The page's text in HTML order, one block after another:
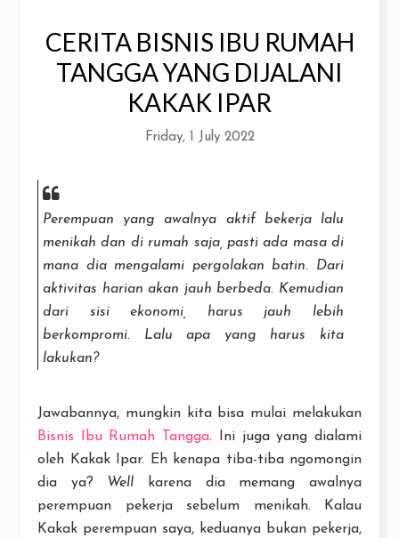
CERITA BISNIS IBU RUMAH
TANGGA YANG DIJALANI
KAKAK IPAR
Friday, 1 July 2022
Perempuan yang awalnya aktif bekerja lalu
menikah dan di rumah saja, pasti ada masa di
mana dia mengalami pergolakan batin. Dari
aktivitas harian akan jauh berbeda. Kemudian
dari sisi ekonomi, harus jauh lebih
berkompromi. Lalu apa yang harus kita
lakukan?
Jawabannya, mungkin kita bisa mulai melakukan
Bisnis Ibu Rumah Tangga. Ini juga yang dialami
oleh Kakak Ipar. Eh kenapa tiba-tiba ngomongin
dia ya?
Well karena dia memang awalnya
perempuan pekerja sebelum menikah. Kalau
Kakak perempuan saya, keduanya bukan pekerja,